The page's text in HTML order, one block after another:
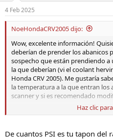
Honda recomienda usar aceite 5w
Honda CR-V de 2002 al 2006, y a
temperatura ambiente y ayuda a
tiene que cumplir las
Si en tal caso no hay disponible
30 pero debes de utilizar aceite
Se puede usar aceite sintético sin
Si en tu país las temperaturas no
puedes utilizar otra viscosidad.
especifico de tu auto para darte
clima de tu país y condiciones de
4 Feb 2025
NoeHondaCRV2005 dijo:
Wow, excelente información!
deberían de prender los abanicos
sospecho que están prendiendo
la que deberían (vi el coolant
Honda CRV 2005). Me gustaría
la temperatura a la que entran los
scanner y si es recomendado
Haz clic
De cuantos PSI es tu tapon del